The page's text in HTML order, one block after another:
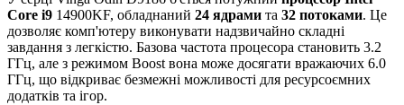
Core i9 14900KF, обладнаний 24 ядрами та 32 потоками. Це
дозволяє комп'ютеру виконувати надзвичайно складні
завдання з легкістю. Базова частота процесора становить 3.2
ГГц, але з режимом Boost вона може досягати вражаючих 6.0
ГГц, що відкриває безмежні можливості для ресурсоємних
додатків та ігор.